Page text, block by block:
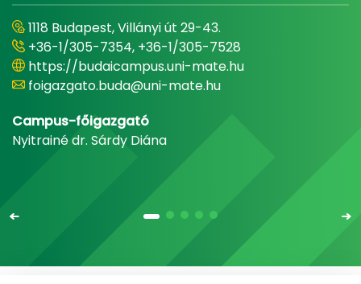
1118 Budapest, Villányi út 29-43.
+36-1/305-7354, +36-1/305-7528
https://budaicampus.uni-mate.hu
foigazgato.buda@uni-mate.hu
Campus-főigazgató
Nyitrainé dr. Sárdy Diána